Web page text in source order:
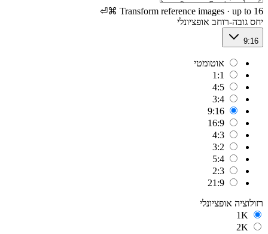
Transform reference images · up to 16
⌘⏎
יחס גובה-רוחב אופציונלי
9:16
אוטומטי
1:1
4:5
3:4
9:16
16:9
4:3
3:2
5:4
2:3
21:9
רזולוציה אופציונלי
1K
2K